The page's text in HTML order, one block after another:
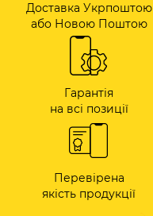
Доставка Укрпоштою
або Новою Поштою
Гарантія
на всі позиції
Перевірена
якість продукції